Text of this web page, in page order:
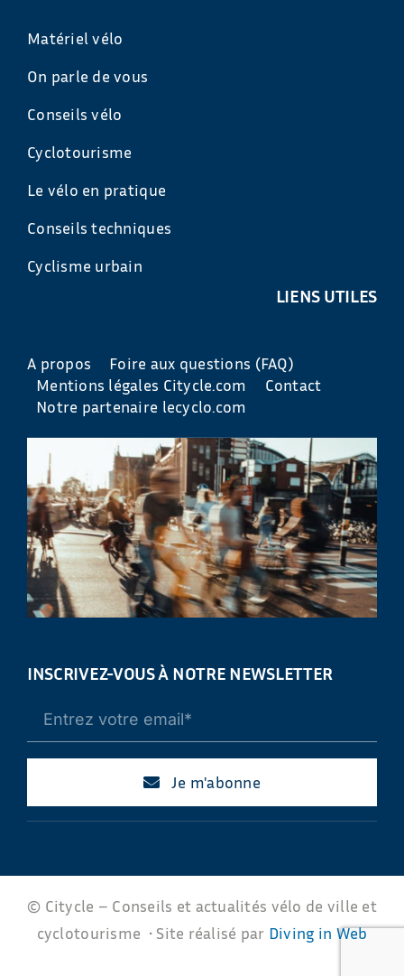
Matériel vélo
On parle de vous
Conseils vélo
Cyclotourisme
Le vélo en pratique
Conseils techniques
Cyclisme urbain
LIENS UTILES
A propos
Foire aux questions (FAQ)
Mentions légales Citycle.com
Contact
Notre partenaire lecyclo.com
INSCRIVEZ-VOUS À NOTRE NEWSLETTER
Je m'abonne
© Citycle – Conseils et actualités vélo de ville et
cyclotourisme • Site réalisé par Diving in Web